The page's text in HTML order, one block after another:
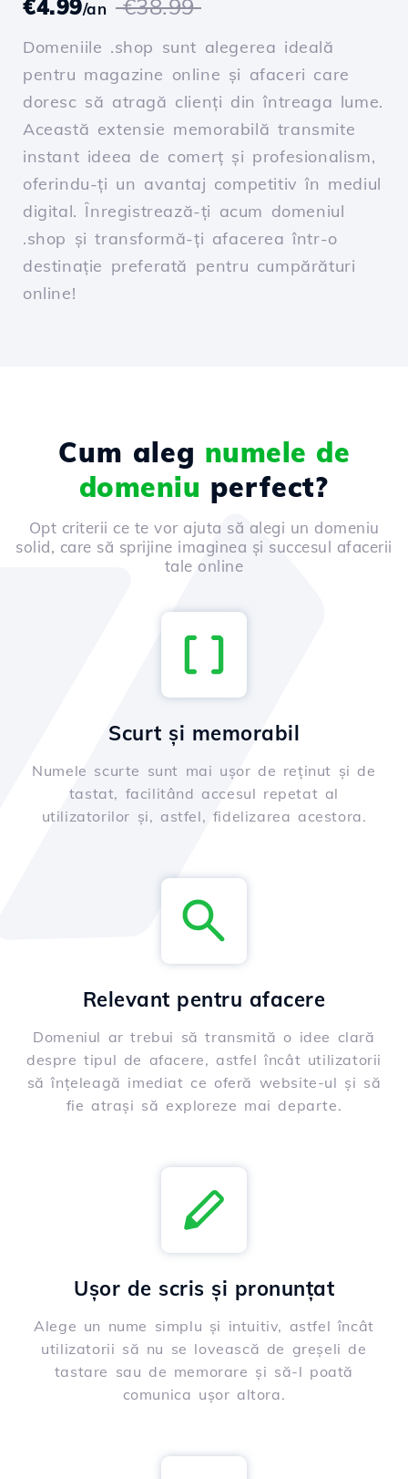
€4.99/an €38.99
Domeniile .shop sunt alegerea ideală
pentru magazine online și afaceri care
doresc să atragă clienți din întreaga lume.
Această extensie memorabilă transmite
instant ideea de comerț și profesionalism,
oferindu-ți un avantaj competitiv în mediul
digital. Înregistrează-ți acum domeniul
.shop și transformă-ți afacerea într-o
destinație preferată pentru cumpărături
online!
Cum aleg numele de
domeniu perfect?
Opt criterii ce te vor ajuta să alegi un domeniu
solid, care să sprijine imaginea și succesul afacerii
tale online
Scurt și memorabil
Numele scurte sunt mai ușor de reținut și de
tastat, facilitând accesul repetat al
utilizatorilor și, astfel, fidelizarea acestora.
Relevant pentru afacere
Domeniul ar trebui să transmită o idee clară
despre tipul de afacere, astfel încât utilizatorii
să înțeleagă imediat ce oferă website-ul și să
fie atrași să exploreze mai departe.
Ușor de scris și pronunțat
Alege un nume simplu și intuitiv, astfel încât
utilizatorii să nu se lovească de greșeli de
tastare sau de memorare și să-l poată
comunica ușor altora.